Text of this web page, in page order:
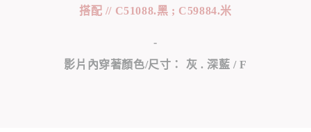
搭配 // C51088.黑 ; C59884.米
-
影片內穿著顏色/尺寸： 灰 . 深藍 / F